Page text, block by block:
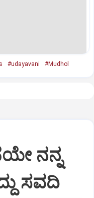
#udayavani #Mudhol
ನನ್ನ
ಸವದಿ